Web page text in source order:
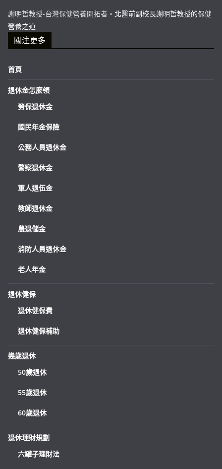
謝明哲教授-台灣保健營養開拓者。 北醫前副校長謝明哲教授的保健
營養之道
關注更多
首頁
退休金怎麼領
勞保退休金
國民年金保險
公務人員退休金
警察退休金
軍人退伍金
教師退休金
農退儲金
消防人員退休金
老人年金
退休健保
退休健保費
退休健保補助
幾歲退休
50歲退休
55歲退休
60歲退休
退休理財規劃
六罐子理財法